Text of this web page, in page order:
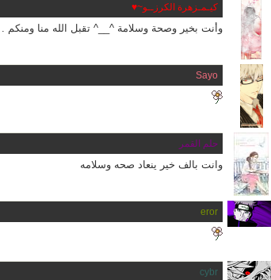
كيـمـزهرة الكرزــو~♥
وأنت بخير وصحة وسلامة ^__^ تقبل الله منا ومنكم .
Sayo
حلم القمر
وانت بالف خير ينعاد صحه وسلامه
eror
cybr